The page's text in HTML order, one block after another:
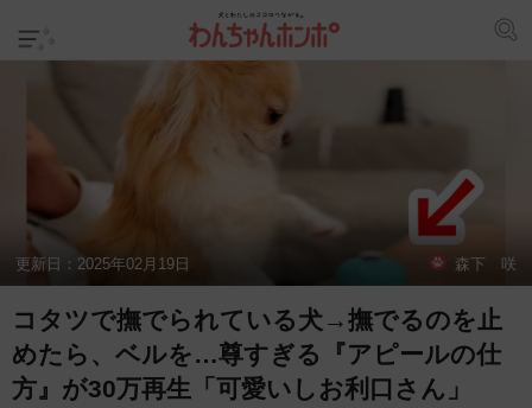
更新日： 2025年02月19日 森下 咲
コタツで撫でられている犬→撫でるのを止
めたら、ベルを…尊すぎる『アピールの仕
方』が30万再生「可愛いしお利口さん」